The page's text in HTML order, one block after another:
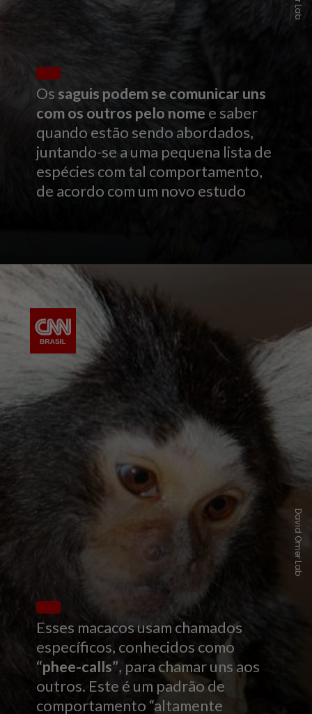
Os saguis podem se comunicar uns
com os outros pelo nome e saber
quando estão sendo abordados,
juntando-se a uma pequena lista de
espécies com tal comportamento,
de acordo com um novo estudo
Esses macacos usam chamados
específicos, conhecidos como
“phee-calls”, para chamar uns aos
outros. Este é um padrão de
comportamento “altamente
David Omer Lab